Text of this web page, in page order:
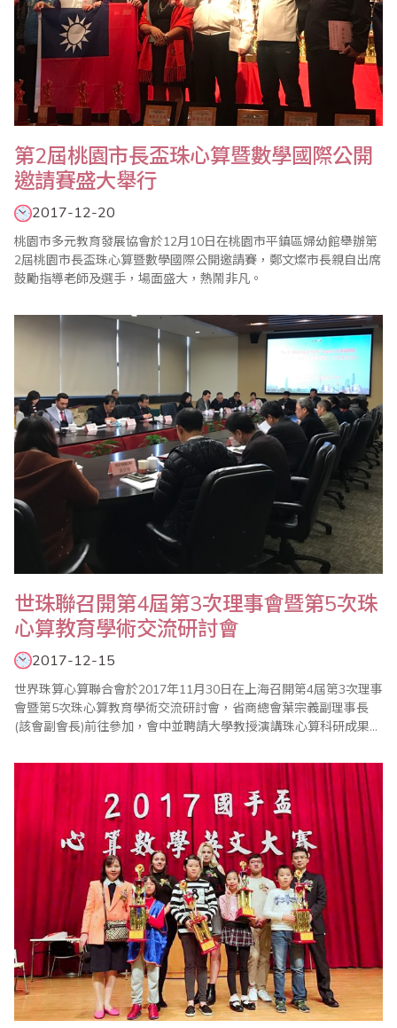
第2屆桃園市長盃珠心算暨數學國際公開
邀請賽盛大舉行
2017-12-20
桃園市多元教育發展協會於12月10日在桃園市平鎮區婦幼館舉辦第
2屆桃園市長盃珠心算暨數學國際公開邀請賽，鄭文燦市長親自出席
鼓勵指導老師及選手，場面盛大，熱鬧非凡。
世珠聯召開第4屆第3次理事會暨第5次珠
心算教育學術交流研討會
2017-12-15
世界珠算心算聯合會於2017年11月30日在上海召開第4屆第3次理事
會暨第5次珠心算教育學術交流研討會，省商總會葉宗義副理事長
(該會副會長)前往參加，會中並聘請大學教授演講珠心算科研成果及